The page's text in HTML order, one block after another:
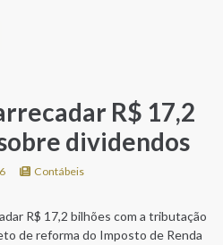
R$ 17,2
dividendos
Contábeis
R$ 17,2 bilhões com a tributação
de reforma do Imposto de Renda